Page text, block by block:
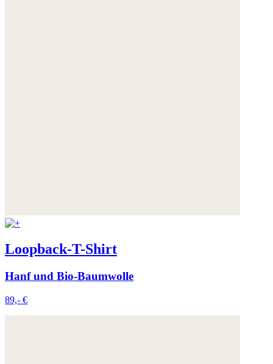
Loopback-T-Shirt
Hanf und Bio-Baumwolle
89,- €